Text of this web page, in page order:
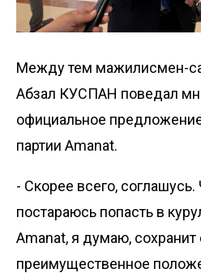
Между тем мажилисмен-
Абзал КУСПАН поведал
официальное
партии Amanat.
- Скорее всего,
постараюсь попасть в
Amanat, я думаю, сохранит
преимущественное